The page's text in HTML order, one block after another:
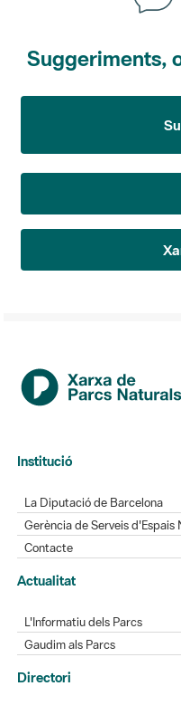
Suggeriments,
Institució
La Diputació de Barcelona
Gerència de Serveis d'Espais
Contacte
Actualitat
L'Informatiu dels Parcs
Gaudim als Parcs
Directori